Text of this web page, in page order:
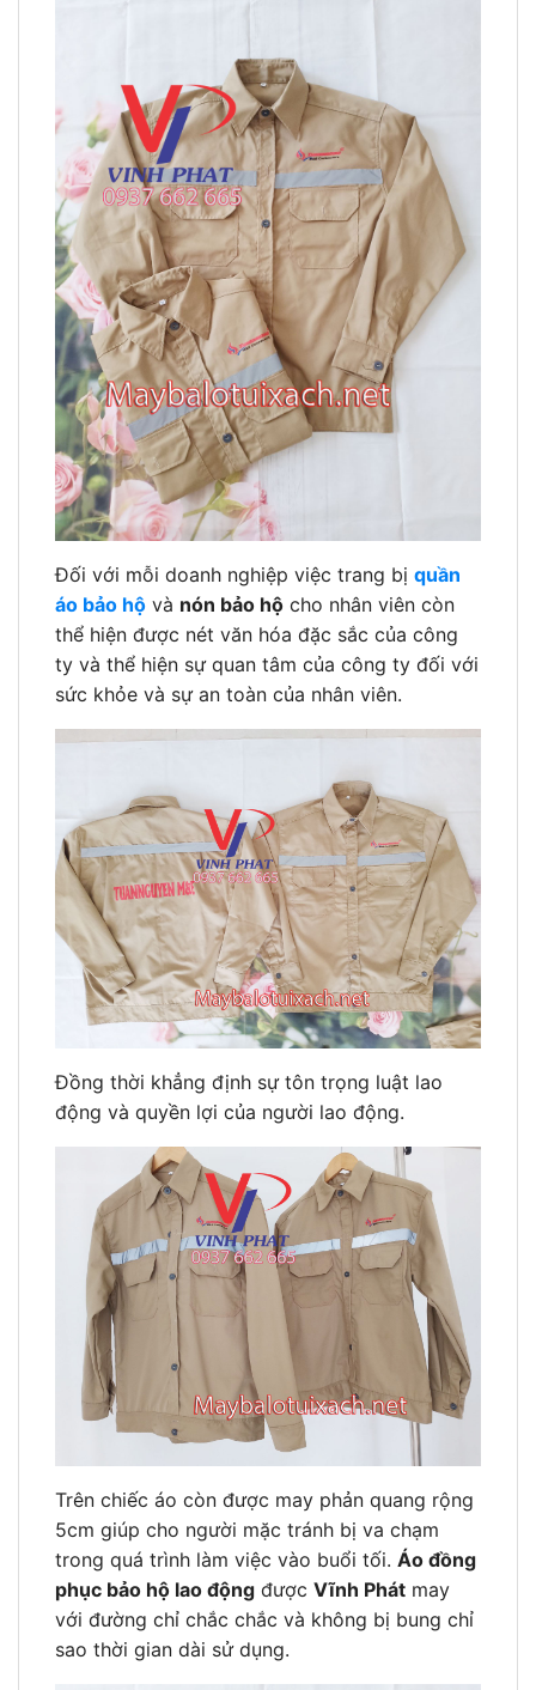
Đối với mỗi doanh nghiệp việc trang bị quần
áo bảo hộ và nón bảo hộ cho nhân viên còn
thể hiện được nét văn hóa đặc sắc của công
ty và thể hiện sự quan tâm của công ty đối với
sức khỏe và sự an toàn của nhân viên.
Đồng thời khẳng định sự tôn trọng luật lao
động và quyền lợi của người lao động.
Trên chiếc áo còn được may phản quang rộng
5cm giúp cho người mặc tránh bị va chạm
trong quá trình làm việc vào buổi tối. Áo đồng
phục bảo hộ lao động được Vĩnh Phát may
với đường chỉ chắc chắc và không bị bung chỉ
sao thời gian dài sử dụng.